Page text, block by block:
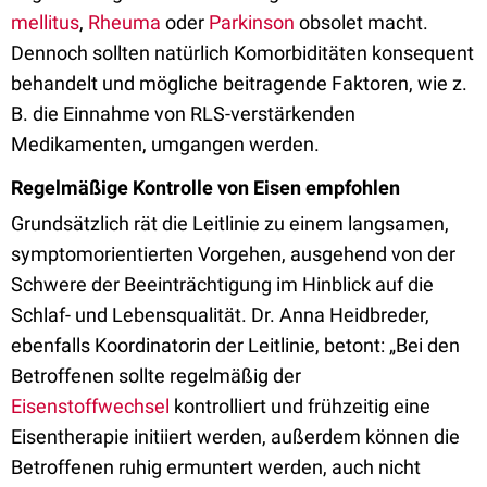
mellitus, Rheuma oder Parkinson obsolet macht.
Dennoch sollten natürlich Komorbiditäten konsequent
behandelt und mögliche beitragende Faktoren, wie z.
B. die Einnahme von RLS-verstärkenden
Medikamenten, umgangen werden.
Regelmäßige Kontrolle von Eisen empfohlen
Grundsätzlich rät die Leitlinie zu einem langsamen,
symptomorientierten Vorgehen, ausgehend von der
Schwere der Beeinträchtigung im Hinblick auf die
Schlaf- und Lebensqualität. Dr. Anna Heidbreder,
ebenfalls Koordinatorin der Leitlinie, betont: „Bei den
Betroffenen sollte regelmäßig der
Eisenstoffwechsel kontrolliert und frühzeitig eine
Eisentherapie initiiert werden, außerdem können die
Betroffenen ruhig ermuntert werden, auch nicht